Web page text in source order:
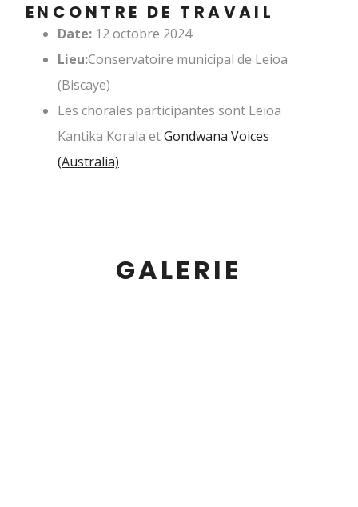
ENCONTRE DE TRAVAIL
Date: 12 octobre 2024
Lieu:Conservatoire municipal de Leioa
(Biscaye)
Les chorales participantes sont Leioa
Kantika Korala etGondwana Voices
(Australia)
GALERIE